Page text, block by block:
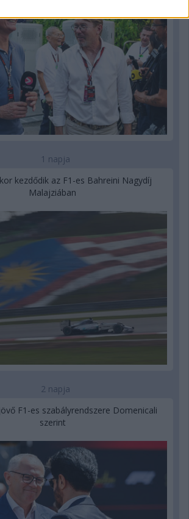
1 napja
kezdődik az F1-es Bahreini Nagydíj
Malajziában
2 napja
F1-es szabályrendszere Domenicali
szerint